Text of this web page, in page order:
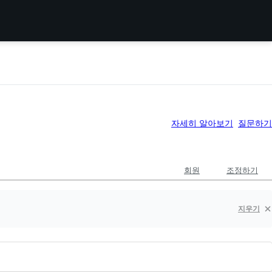
자세히 알아보기 질문하기
회원 조정하기
지우기